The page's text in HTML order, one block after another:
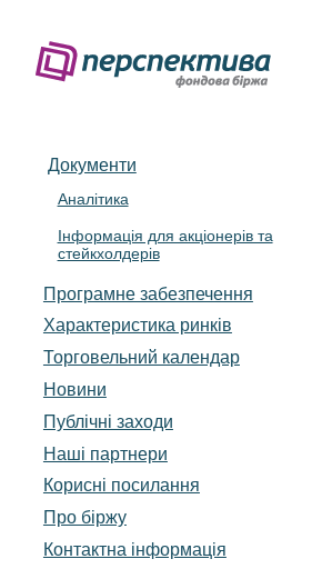
Документи
Аналітика
Інформація для акціонерів та
стейкхолдерів
Програмне забезпечення
Характеристика pинків
Торговельний календар
Новини
Публічні заходи
Наші партнери
Корисні посилання
Про біржу
Контактна інформація